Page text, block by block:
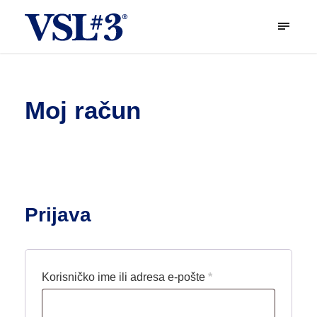
Moj račun
Prijava
Korisničko ime ili adresa e-pošte *O